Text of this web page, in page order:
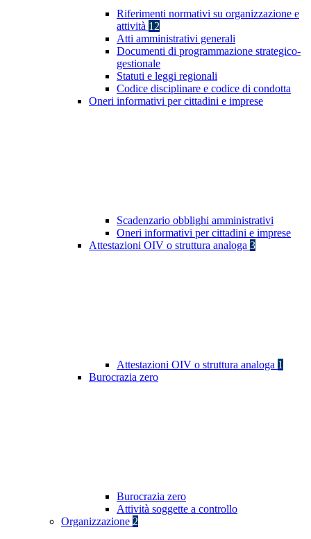
Riferimenti normativi su organizzazione e
attività 12
Atti amministrativi generali
Documenti di programmazione strategico-
gestionale
Statuti e leggi regionali
Codice disciplinare e codice di condotta
Oneri informativi per cittadini e imprese
Scadenzario obblighi amministrativi
Oneri informativi per cittadini e imprese
Attestazioni OIV o struttura analoga 3
Attestazioni OIV o struttura analoga 1
Burocrazia zero
Burocrazia zero
Attività soggette a controllo
Organizzazione 2